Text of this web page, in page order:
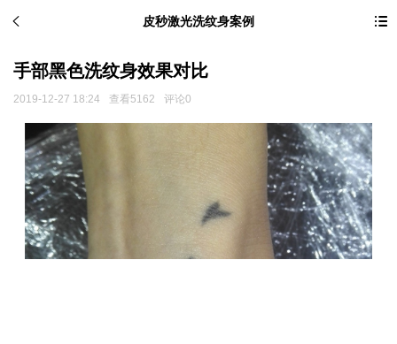
皮秒激光洗纹身案例
手部黑色洗纹身效果对比
2019-12-27 18:24 查看5162 评论0